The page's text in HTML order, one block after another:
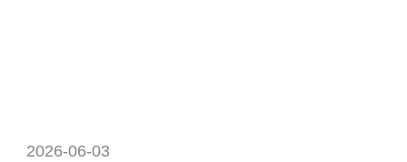
2026-06-03